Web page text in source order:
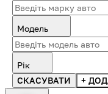
Модель
Рік
СКАСУВАТИ
+